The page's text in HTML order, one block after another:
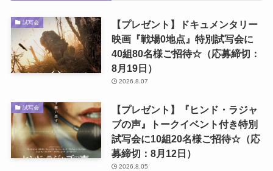
試写会
【プレゼント】ドキュメンタリー
映画『戦場0地点』特別試写会に
40組80名様ご招待☆（応募締切：
8月19日）
2026.8.07
試写会
【プレゼント】『ヒンド・ラジャ
ブの声』トークイベント付き特別
試写会に10組20名様ご招待☆（応
募締切：8月12日）
2026.8.05